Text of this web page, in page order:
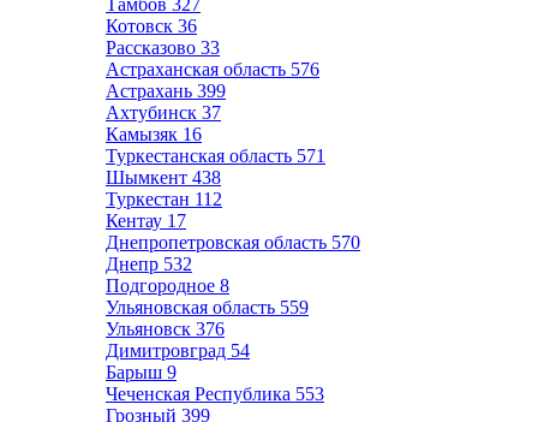
Тамбов 327
Котовск 36
Рассказово 33
Астраханская область 576
Астрахань 399
Ахтубинск 37
Камызяк 16
Туркестанская область 571
Шымкент 438
Туркестан 112
Кентау 17
Днепропетровская область 570
Днепр 532
Подгородное 8
Ульяновская область 559
Ульяновск 376
Димитровград 54
Барыш 9
Чеченская Республика 553
Грозный 399